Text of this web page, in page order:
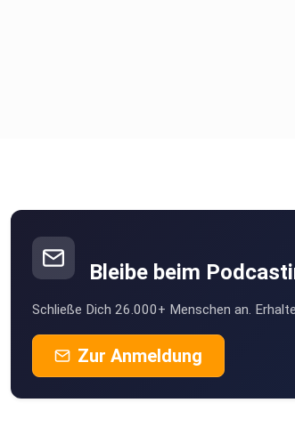
Bleibe beim
Schließe Dich 26.000+ Menschen an.
Zur Anmeldung